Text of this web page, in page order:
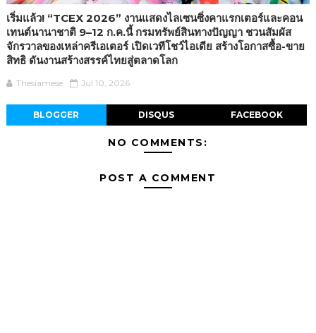
เริ่มแล้ว! “TCEX 2026” งานแสดงไลเซนซิ่งคาแรกเตอร์และคอน
เทนต์นานาชาติ 9–12 ก.ค.นี้ กรมทรัพย์สินทางปัญญา ชวนสัมผัส
จักรวาลของเหล่าครีเอเตอร์ เปิดเวทีโชว์ไอเดีย สร้างโอกาสซื้อ-ขาย
สิทธิ ดันงานสร้างสรรค์ไทยสู่ตลาดโลก
Thesiamese Jul 10, 2026
BLOGGER DISQUS FACEBOOK
NO COMMENTS:
POST A COMMENT